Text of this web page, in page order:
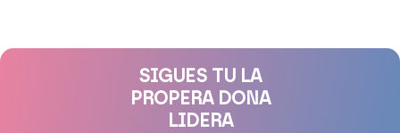
SIGUES TU LA
PROPERA DONA
LIDERA